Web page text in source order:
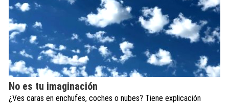
No es tu imaginación
¿Ves caras en enchufes, coches o nubes? Tiene explicación